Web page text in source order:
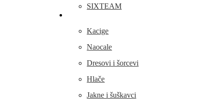
SIXTEAM
Kacige
Naocale
Dresovi i šorcevi
Hlače
Jakne i šuškavci